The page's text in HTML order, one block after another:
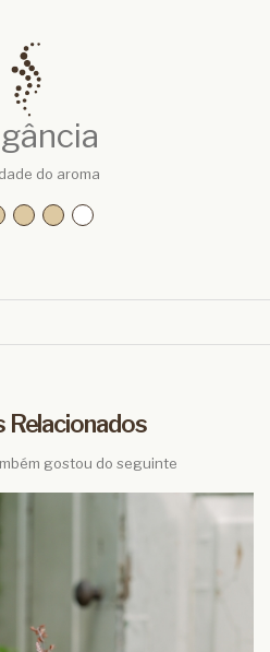
do aroma
Relacionados
gostou do seguinte